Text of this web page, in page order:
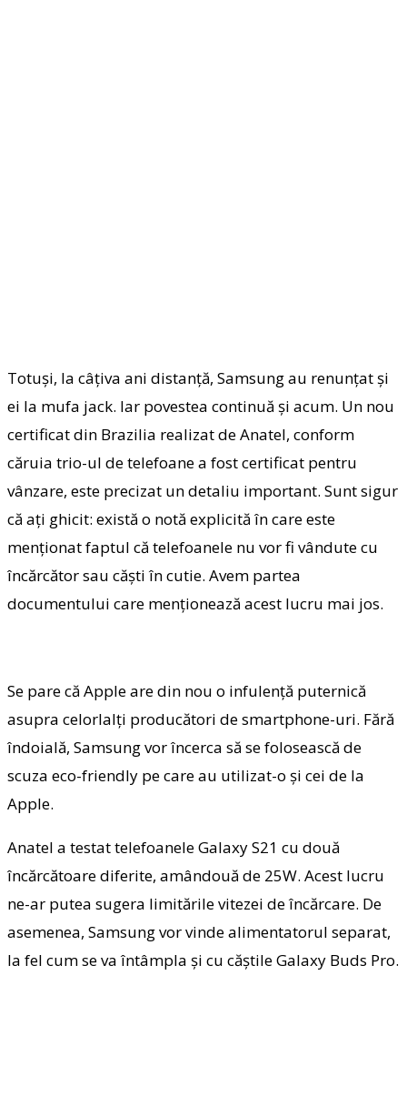
Totuși, la câțiva ani distanță, Samsung au renunțat și
ei la mufa jack. Iar povestea continuă și acum. Un nou
certificat din Brazilia realizat de Anatel, conform
căruia trio-ul de telefoane a fost certificat pentru
vânzare, este precizat un detaliu important. Sunt sigur
că ați ghicit: există o notă explicită în care este
menționat faptul că telefoanele nu vor fi vândute cu
încărcător sau căști în cutie. Avem partea
documentului care menționează acest lucru mai jos.
Se pare că Apple are din nou o infulență puternică
asupra celorlalți producători de smartphone-uri. Fără
îndoială, Samsung vor încerca să se folosească de
scuza eco-friendly pe care au utilizat-o și cei de la
Apple.
Anatel a testat telefoanele Galaxy S21 cu două
încărcătoare diferite, amândouă de 25W. Acest lucru
ne-ar putea sugera limitările vitezei de încărcare. De
asemenea, Samsung vor vinde alimentatorul separat,
la fel cum se va întâmpla și cu căștile Galaxy Buds Pro.